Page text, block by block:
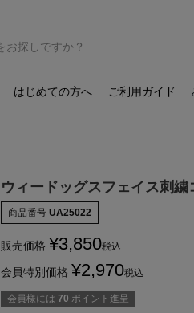
はじめての方へ ご利用ガイド
ウィードッグスフェイス刺
商品番号 UA25022
販売価格 ¥3,850税込
会員特別価格 ¥2,970税込
会員様には 70 ポイント進呈